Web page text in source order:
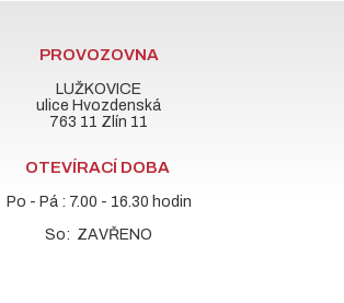
PROVOZOVNA
LUŽKOVICE
ulice Hvozdenská
763 11 Zlín 11
OTEVÍRACÍ DOBA
Po - Pá : 7.00 - 16.30 hodin
So: ZAVŘENO